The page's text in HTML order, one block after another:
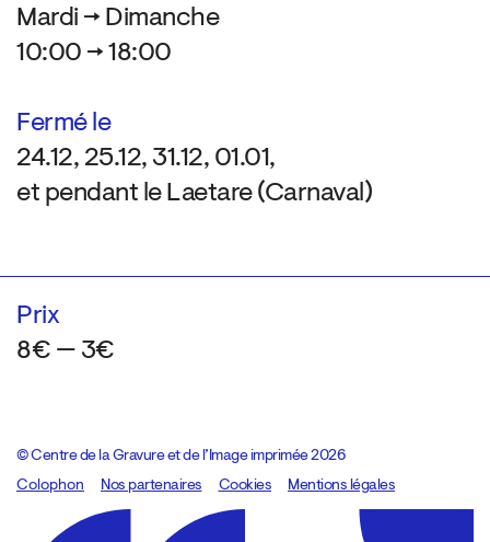
Mardi → Dimanche
10:00 → 18:00
Fermé le
24.12, 25.12, 31.12, 01.01,
et pendant le Laetare (Carnaval)
Prix
8€ — 3€
© Centre de la Gravure et de l’Image imprimée 2026
Colophon
Design:Marcel Kaczmarek, code:8080.studio
Nos partenaires Cookies Mentions légales